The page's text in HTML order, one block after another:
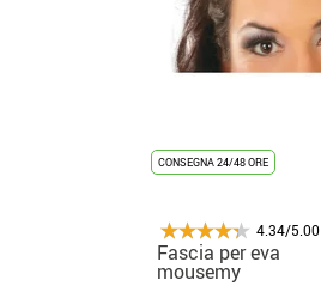
CONSEGNA 24/48 ORE
4.34/5.00
Fascia per eva
mousemy